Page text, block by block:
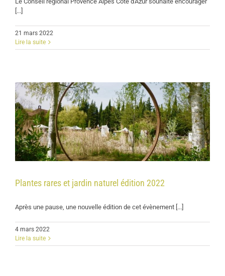
[...]
21 mars 2022
Lire la suite
Plantes rares et jardin naturel édition 2022
Après une pause, une nouvelle édition de cet évènement [...]
4 mars 2022
Lire la suite